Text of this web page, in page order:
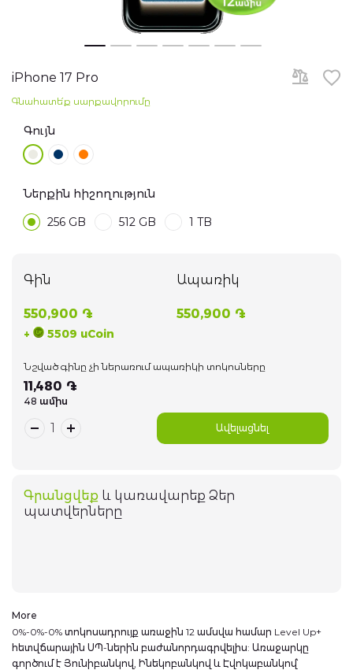
Նոթբուքներ
Խելացի ժամացույցներ
Ականջակալներ
WiFi ռոուտերներ
Գաջեթներ
էլ. Տրանսպորտ
Խելացի տուն սարքեր
044 400 400
iPhone 17 Pro
Գրանցվեք և կառավարեք Ձեր
պատվերները
Գին
550,900 ֏
+ 5509 uCoin
Ապառիկ
550,900 ֏
Նշված գինը չի ներառում ապառիկի տոկոսները
11,480 ֏
48 ամիս
Ավելացնել
Գնահատե՛ք սարքավորումը
Գույն
Ներքին հիշողություն
256 GB
512 GB 1 TB
More
0%-0%-0% տոկոսադրույք առաջին 12 ամսվա համար Level Up+
հետվճարային ՍՊ-ներին բաժանորդագրվելիս: Առաջարկը
գործում է Յունիբանկով, Ինեկոբանկով և Էվոկաբանկով՝
the
beginning
the